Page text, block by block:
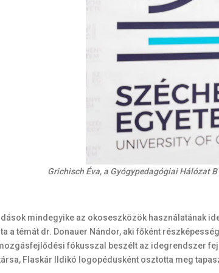
Grichisch Éva, a Gyógypedagógiai Hálózat
mindegyike az okoseszközök használatának
a témát dr. Donauer Nándor, aki főként
fókusszal beszélt az idegrendszer
Flaskár Ildikó logopédusként osztotta meg